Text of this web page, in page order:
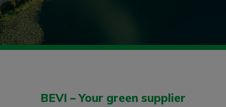
BEVI – Your green supplier